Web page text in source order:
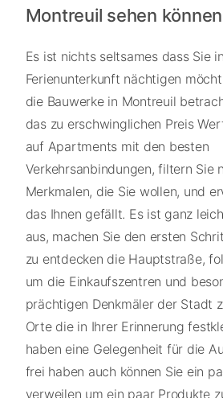
Montreuil sehen können
Es ist nichts seltsames dass Sie
Ferienunterkunft nächtigen
die Bauwerke in Montreuil
das zu erschwinglichen Preis
auf Apartments mit den besten
Verkehrsanbindungen, filtern Sie
Merkmalen, die Sie wollen, und
das Ihnen gefällt. Es ist ganz
aus, machen Sie den ersten
zu entdecken die Hauptstraße,
um die Einkaufszentren und
prächtigen Denkmäler der Stadt
Orte die in Ihrer Erinnerung
haben eine Gelegenheit für die
frei haben auch können Sie ein
verweilen um ein paar Produkte